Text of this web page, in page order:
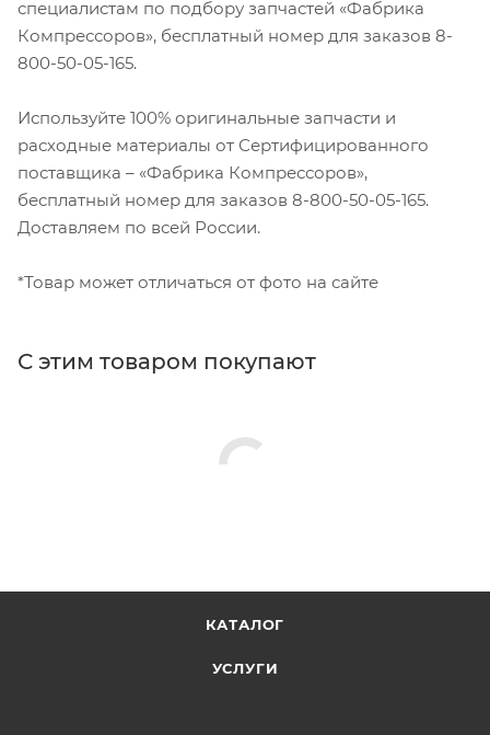
специалистам по подбору запчастей «Фабрика
Компрессоров», бесплатный номер для заказов 8-
800-50-05-165.
Используйте 100% оригинальные запчасти и
расходные материалы от Сертифицированного
поставщика – «Фабрика Компрессоров»,
бесплатный номер для заказов 8-800-50-05-165.
Доставляем по всей России.
*Товар может отличаться от фото на сайте
С этим товаром покупают
КАТАЛОГ
УСЛУГИ